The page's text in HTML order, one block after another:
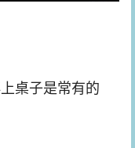
桌子是常有的